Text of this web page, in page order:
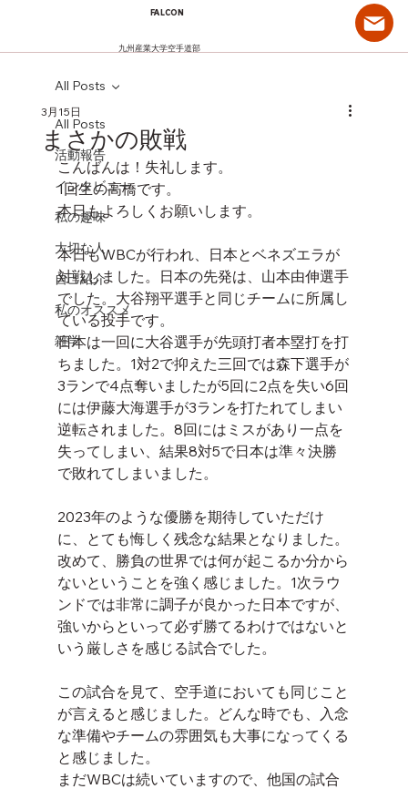
FALCON
九州産業大学空手道部
All Posts
活動報告
インタビュー
私の趣味
大切な人
自己紹介
私のオススメ
雑学
All Posts
まさかの敗戦
3月15日
こんばんは！失礼します。
1回生の高橋です。
本日もよろしくお願いします。
本日もWBCが行われ、日本とベネズエラが
対戦しました。日本の先発は、山本由伸選手
でした。大谷翔平選手と同じチームに所属し
ている投手です。
日本は一回に大谷選手が先頭打者本塁打を打
ちました。1対2で抑えた三回では森下選手が
3ランで4点奪いましたが5回に2点を失い6回
には伊藤大海選手が3ランを打たれてしまい
逆転されました。8回にはミスがあり一点を
失ってしまい、結果8対5で日本は準々決勝
で敗れてしまいました。
2023年のような優勝を期待していただけ
に、とても悔しく残念な結果となりました。
改めて、勝負の世界では何が起こるか分から
ないということを強く感じました。1次ラウ
ンドでは非常に調子が良かった日本ですが、
強いからといって必ず勝てるわけではないと
いう厳しさを感じる試合でした。
この試合を見て、空手道においても同じこと
が言えると感じました。どんな時でも、入念
な準備やチームの雰囲気も大事になってくる
と感じました。
まだWBCは続いていますので、他国の試合